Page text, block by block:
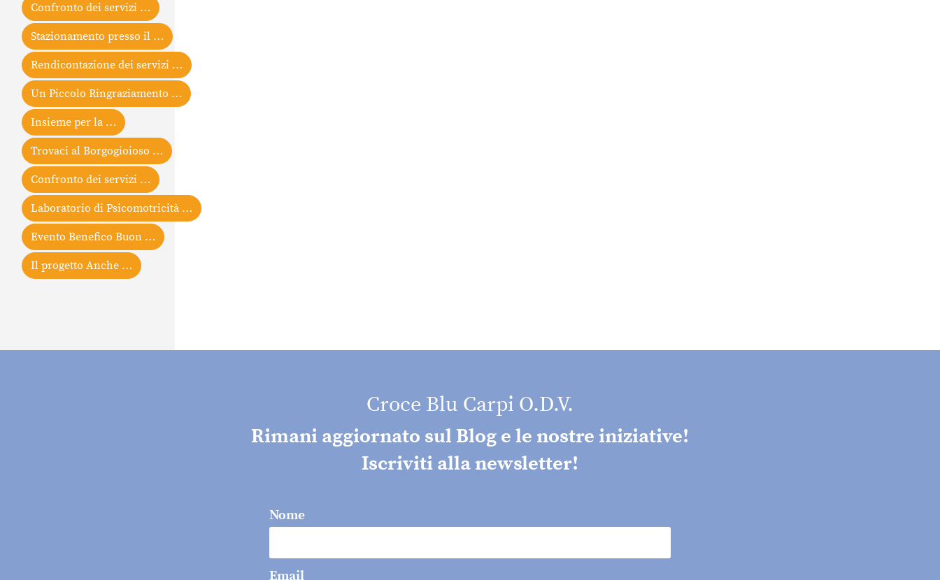
Confronto dei servizi …
Stazionamento presso il …
Rendicontazione dei servizi …
Un Piccolo Ringraziamento …
Insieme per la …
Trovaci al Borgogioioso …
Confronto dei servizi …
Laboratorio di Psicomotricità …
Evento Benefico Buon …
Il progetto Anche …
Croce Blu Carpi O.D.V.
Rimani aggiornato sul Blog e le nostre iniziative!
Iscriviti alla newsletter!
Nome
Email